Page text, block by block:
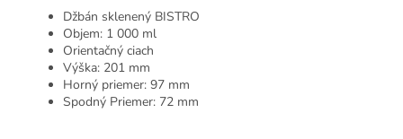
Džbán sklenený BISTRO
Objem: 1 000 ml
Orientačný ciach
Výška: 201 mm
Horný priemer: 97 mm
Spodný Priemer: 72 mm